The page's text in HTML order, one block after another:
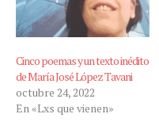
Cinco poemas y un texto inédito
de María José López Tavani
octubre 24, 2022
En «Lxs que vienen»